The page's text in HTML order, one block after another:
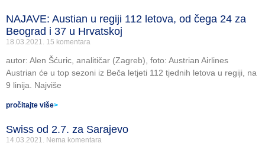
NAJAVE: Austian u regiji 112 letova, od čega 24 za
Beograd i 37 u Hrvatskoj
18.03.2021. 15 komentara
autor: Alen Šćuric, analitičar (Zagreb), foto: Austrian Airlines
Austrian će u top sezoni iz Beča letjeti 112 tjednih letova u regiji, na
9 linija. Najviše
pročitajte više>
Swiss od 2.7. za Sarajevo
14.03.2021. Nema komentara